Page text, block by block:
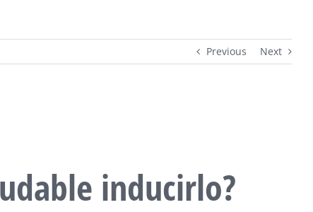
Previous Next
inducirlo?